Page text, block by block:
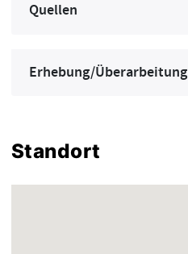
Quellen
Erhebung/Überarbeitung
Standort